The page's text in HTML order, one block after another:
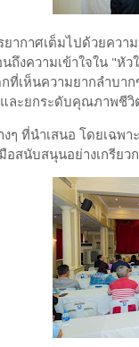
ากาศเต็มไปด้วยคว
งความเข้าใจใน "หั
กที่เห็นความยากลำบ
และยกระดับคุณภาพชี
ๆ ที่นำเสนอ โดยเฉพ
อสนับสนุนอย่างเกรีย